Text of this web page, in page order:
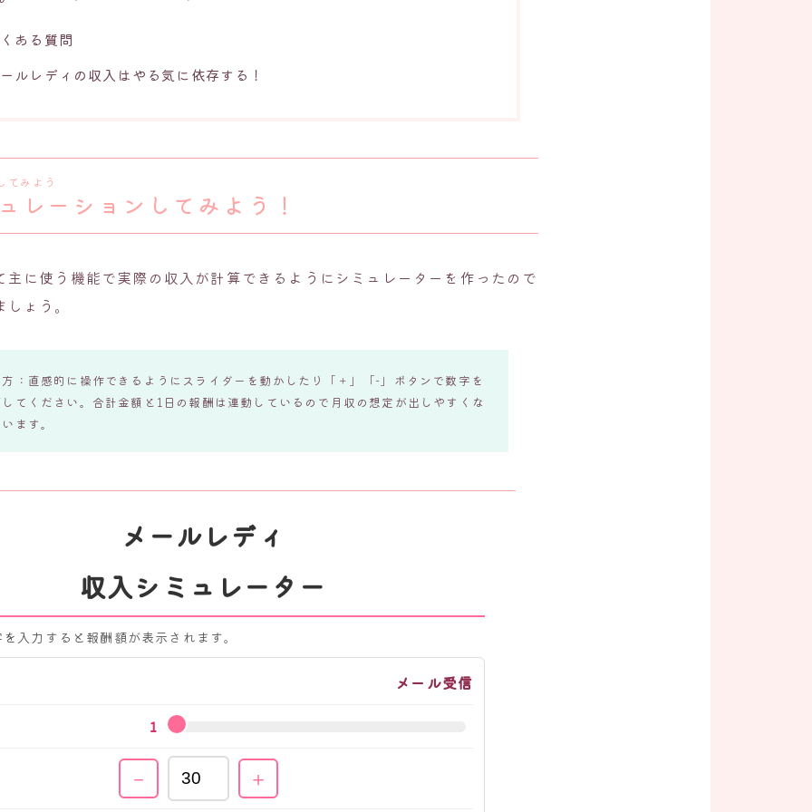
ある質問
ルレディの収入はやる気に依存する！
てみよう
レーションしてみよう！
主に使う機能で実際の収入が計算できるようにシミュレーターを作ったので
ょう。
：直感的に操作できるようにスライダーを動かしたり「＋」「-」ボタンで数字を
てください。合計金額と1日の報酬は連動しているので月収の想定が出しやすくな
ます。
メールレディ
収入シミュレーター
入力すると報酬額が表示されます。
メール受信
1
－ ＋